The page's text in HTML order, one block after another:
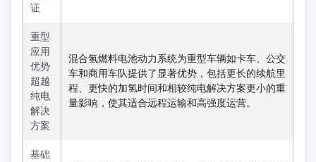
证
重型
应用
优势
超越
纯电
解决
方案
混合氢燃料电池动力系统为重型车辆如卡车、公交
车和商用车队提供了显著优势，包括更长的续航里
程、更快的加氢时间和相较纯电解决方案更小的重
量影响，使其适合远程运输和高强度运营。
基础